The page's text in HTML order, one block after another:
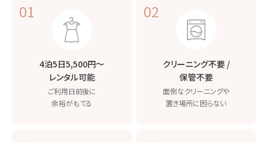
01
4泊5日5,500円〜
レンタル可能
ご利用日前後に
余裕がもてる
02
クリーニング不要 /
保管不要
面倒なクリーニングや
置き場所に困らない